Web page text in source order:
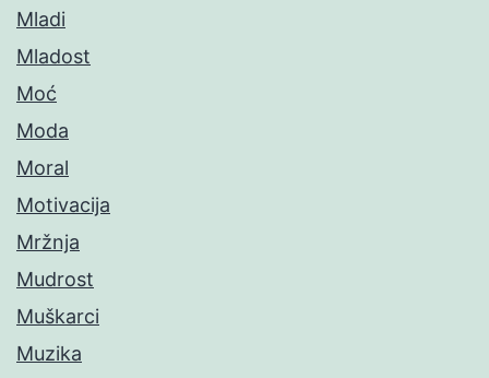
Mladi
Mladost
Moć
Moda
Moral
Motivacija
Mržnja
Mudrost
Muškarci
Muzika